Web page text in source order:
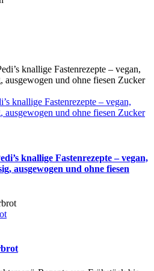
knallige Fastenrezepte – vegan,
ausgewogen und ohne fiesen Zucker
knallige Fastenrezepte – vegan,
ausgewogen und ohne fiesen